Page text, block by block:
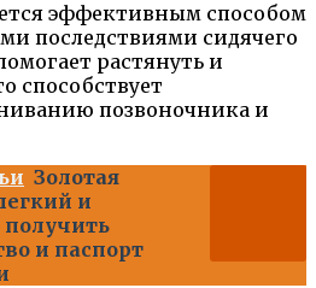
эффективным способом
последствиями сидячего
растянуть и
способствует
позвоночника и
Золотая
и
и паспорт